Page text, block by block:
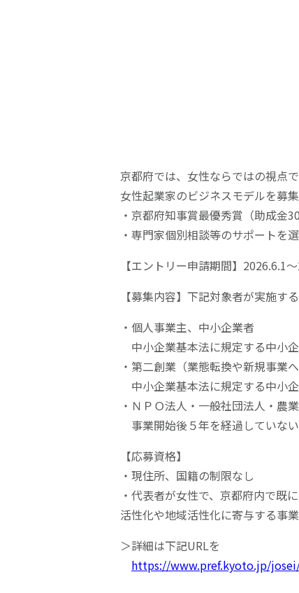
京都府では、女性ならではの視点
女性起業家のビジネスモデルを募集
・京都府知事賞最優秀賞（助成金
・専門家個別相談等のサポートを
【エントリー申請期間】2026.6.1
【募集内容】下記対象者が実施す
・個人事業主、中小企業者
中小企業基本法に規定する中小
・第二創業（業態転換や新規事業へ
中小企業基本法に規定する中小
・ＮＰＯ法人・一般社団法人・農
事業開始後５年を経過していな
【応募資格】
・現住所、国籍の制限なし
・代表者が女性で、京都府内で既
活性化や地域活性化に寄与する事
＞詳細は下記URLを
https://www.pref.kyoto.jp/